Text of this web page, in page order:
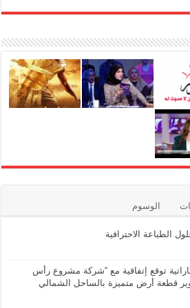
الوسوم
الطباعة الاحترافية
توقع إتفاقية مع “شركة مشروع رأس
قطعة أرض متميزة بالساحل الشمالي